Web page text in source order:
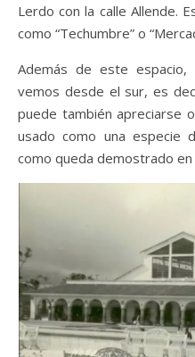
Lerdo con la calle Allende.
como “Techumbre” o
Además de este
vemos desde el sur, es
puede también apreciarse
usado como una especie
como queda demostrado